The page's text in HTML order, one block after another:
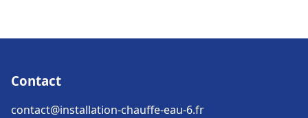
Contact
contact@installation-chauffe-eau-6.fr